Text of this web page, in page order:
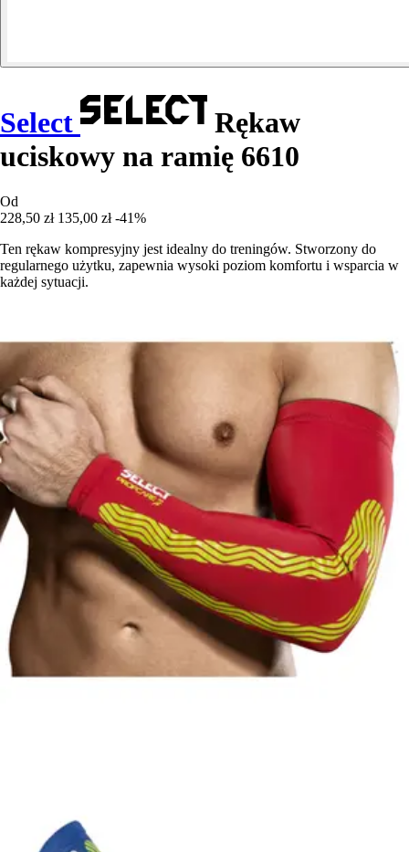
Select
Rękaw
uciskowy na ramię 6610
Od
228,50 zł 135,00 zł -41%
Ten rękaw kompresyjny jest idealny do treningów. Stworzony do
regularnego użytku, zapewnia wysoki poziom komfortu i wsparcia w
każdej sytuacji.